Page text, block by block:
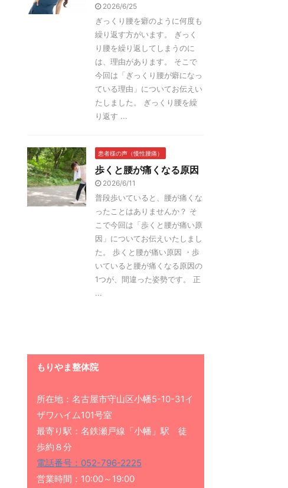
2026/6/25
ぎっくり腰を癖のように何度も
繰り返す方がいます。 ぎっく
り腰を繰り返してしまうのに
は、理由があります。 そこで
今回は「ぎっくり腰が癖になっ
ている理由」についてお伝えい
たしました。 ぎっくり腰を繰
り返す ...
患者様の声（慢性腰痛）
歩くと腰が痛くなる原因
2026/6/11
普段歩いていると、腰が痛くな
ったことはありませんか？ そ
こで今回は「歩くと腰が痛い原
因」についてお伝えいたしまし
た。 歩くと腰が痛い原因 ・歩
いていると腰が痛くなる原因の
1つが、間違った姿勢です。 正
...
もりやま整体院
所在地：名古屋市守山区小幡5-10-31イ
ザワハイム101号室
最寄り駅：名鉄瀬戸線「小幡」駅 徒
歩約８分
電話番号：052-796-2225
営業時間：10:00～19:00